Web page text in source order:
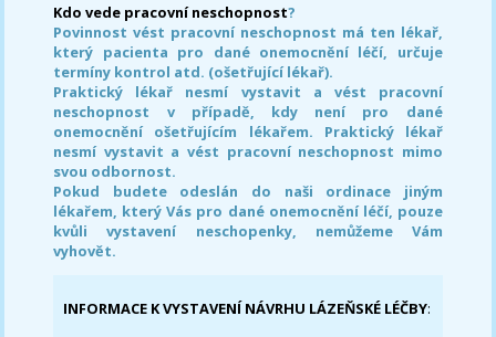
Kdo vede pracovní neschopnost?
Povinnost vést pracovní neschopnost má ten lékař,
který pacienta pro dané onemocnění léčí, určuje
termíny kontrol atd. (ošetřující lékař).
Praktický lékař nesmí vystavit a vést pracovní
neschopnost v případě, kdy není pro dané
onemocnění ošetřujícím lékařem. Praktický lékař
nesmí vystavit a vést pracovní neschopnost mimo
svou odbornost.
Pokud budete odeslán do naši ordinace jiným
lékařem, který Vás pro dané onemocnění léčí, pouze
kvůli vystavení neschopenky, nemůžeme Vám
vyhovět.
INFORMACE K VYSTAVENÍ NÁVRHU LÁZEŇSKÉ LÉČBY: